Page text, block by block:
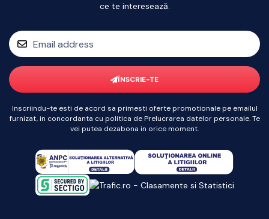
ce te interesează.
ÎNSCRIE-TE
Inscriindu-te esti de acord sa primesti oferte promotionale pe emailul
furnizat, in concordanta cu politica de Prelucrarea datelor personale. Te
vei putea dezabona in orice moment.